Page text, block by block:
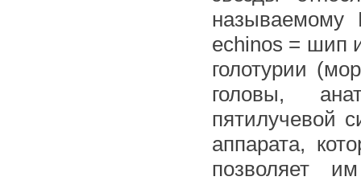
называемому
echinos = шип
голотурии
головы,
пятилучевой
аппарата,
позволяет